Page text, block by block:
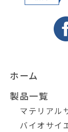
ホーム
製品一覧
マテリアル
バイオサイ